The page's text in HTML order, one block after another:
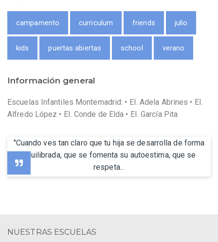
campamento curriculum friends julio
kids puertas abiertas school verano
Información general
Escuelas Infantiles Montemadrid: • EI. Adela Abrines • EI.
Alfredo López • EI. Conde de Elda • EI. García Pita
"Cuando ves tan claro que tu hija se desarrolla de forma
equilibrada, que se fomenta su autoestima, que se
respeta...
NUESTRAS ESCUELAS